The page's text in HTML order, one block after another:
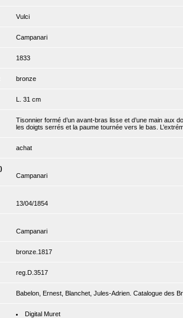
Vulci
Campanari
1833
bronze
L. 31 cm
Tisonnier formé d’un avant-bras lisse et d’une main aux
les doigts serrés et la paume tournée vers le bas.
achat
Campanari
13/04/1854
Campanari
bronze.1817
reg.D.3517
Babelon, Ernest, Blanchet, Jules-Adrien. Catalogue des
Digital Muret